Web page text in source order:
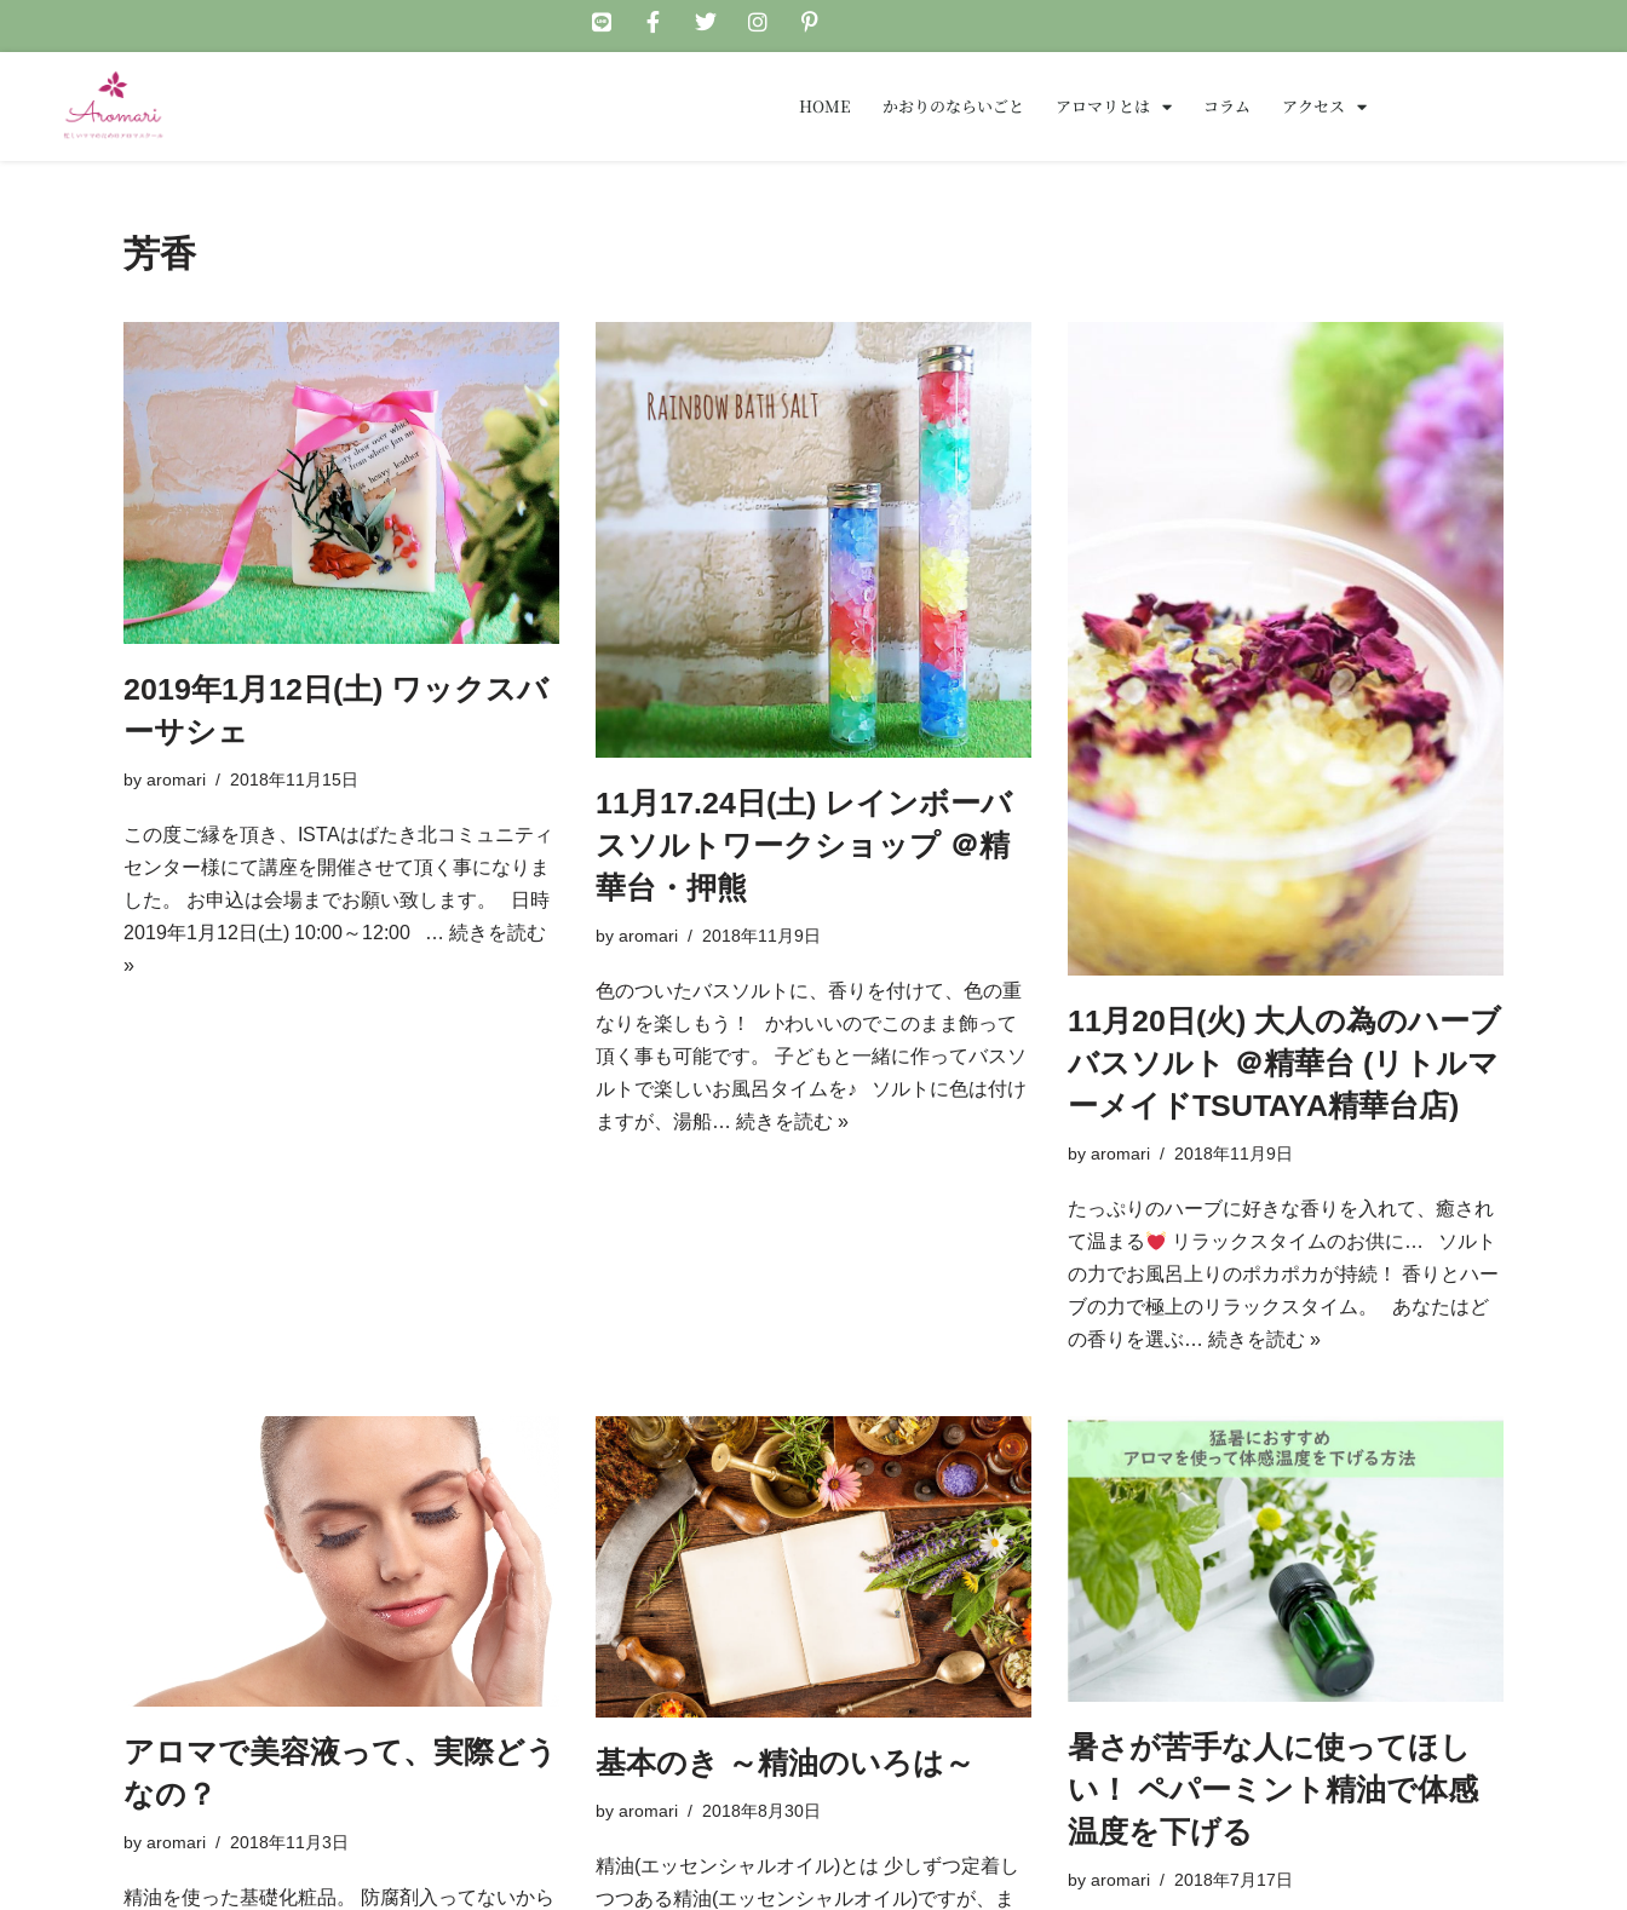
HOME かおりのならいごと アロマリとは コラム アクセス
芳香
2019年1月12日(土) ワックスバ
ーサシェ
by aromari 2018年11月15日
この度ご縁を頂き、ISTAはばたき北コミュニティ
センター様にて講座を開催させて頂く事になりま
した。 お申込は会場までお願い致します。 日時
2019年1月12日(土) 10:00～12:00 … 続きを読む
»
11月17.24日(土) レインボーバ
スソルトワークショップ ＠精
華台・押熊
by aromari 2018年11月9日
色のついたバスソルトに、香りを付けて、色の重
なりを楽しもう！ かわいいのでこのまま飾って
頂く事も可能です。 子どもと一緒に作ってバスソ
ルトで楽しいお風呂タイムを♪ ソルトに色は付け
ますが、湯船… 続きを読む »
11月20日(火) 大人の為のハーブ
バスソルト ＠精華台 (リトルマ
ーメイドTSUTAYA精華台店)
by aromari 2018年11月9日
たっぷりのハーブに好きな香りを入れて、癒され
て温まる
リラックスタイムのお供に… ソルト
の力でお風呂上りのポカポカが持続！ 香りとハー
ブの力で極上のリラックスタイム。 あなたはど
の香りを選ぶ… 続きを読む »
アロマで美容液って、実際どう
なの？
by aromari 2018年11月3日
精油を使った基礎化粧品。 防腐剤入ってないから
基本のき ～精油のいろは～
by aromari 2018年8月30日
精油(エッセンシャルオイル)とは 少しずつ定着し
つつある精油(エッセンシャルオイル)ですが、ま
暑さが苦手な人に使ってほし
い！ ペパーミント精油で体感
温度を下げる
by aromari 2018年7月17日